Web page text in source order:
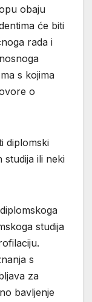
obaju
će biti
rada i
s kojima
o
diplomski
studija ili neki
studija
s
za
bavljenje